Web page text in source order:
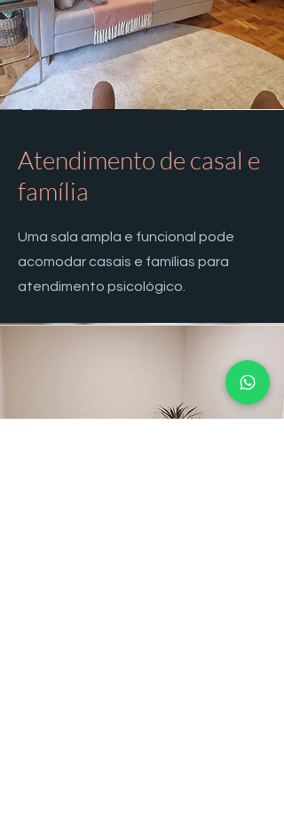
Atendimento de casal e
família
Uma sala ampla e funcional pode
acomodar casais e famílias para
atendimento psicológico.